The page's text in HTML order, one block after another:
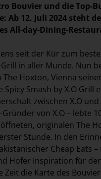
Bouvier und die Top-
Ab 12. Juli 2024 steht
All-day-Dining-
seit der Kür zum
in aller Munde. Nun
Hoxton, Vienna
Spicy Smash by X.O Grill
zwischen X.O
von X.O – lebte
originalen The
Stunde. In den
Cheap Eats
Hofer Inspiration für
Zeit die Karte des